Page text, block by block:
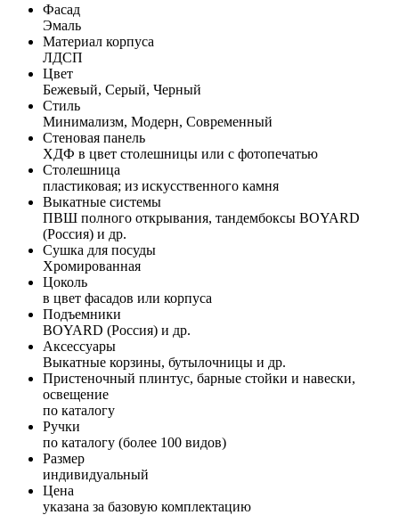
Фасад
Эмаль
Материал корпуса
ЛДСП
Цвет
Бежевый, Серый, Черный
Стиль
Минимализм, Модерн, Современный
Стеновая панель
ХДФ в цвет столешницы или с фотопечатью
Столешница
пластиковая; из искусственного камня
Выкатные системы
ПВШ полного открывания, тандембоксы BOYARD
(Россия) и др.
Сушка для посуды
Хромированная
Цоколь
в цвет фасадов или корпуса
Подъемники
BOYARD (Россия) и др.
Аксессуары
Выкатные корзины, бутылочницы и др.
Пристеночный плинтус, барные стойки и навески,
освещение
по каталогу
Ручки
по каталогу (более 100 видов)
Размер
индивидуальный
Цена
указана за базовую комплектацию